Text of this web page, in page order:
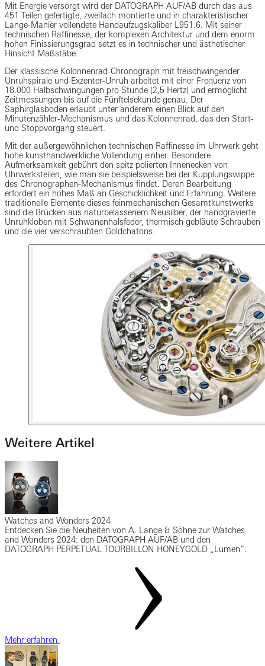
Mit Energie versorgt wird der DATOGRAPH AUF/AB durch das aus
451 Teilen gefertigte, zweifach montierte und in charakteristischer
Lange-Manier vollendete Handaufzugskaliber L951.6. Mit seiner
technischen Raffinesse, der komplexen Architektur und dem enorm
hohen Finissierungsgrad setzt es in technischer und ästhetischer
Hinsicht Maßstäbe.
Der klassische Kolonnenrad-Chronograph mit freischwingender
Unruhspirale und Exzenter-Unruh arbeitet mit einer Frequenz von
18.000 Halbschwingungen pro Stunde (2,5 Hertz) und ermöglicht
Zeitmessungen bis auf die Fünftelsekunde genau. Der
Saphirglasboden erlaubt unter anderem einen Blick auf den
Minutenzähler-Mechanismus und das Kolonnenrad, das den Start-
und Stoppvorgang steuert.
Mit der außergewöhnlichen technischen Raffinesse im Uhrwerk geht
hohe kunsthandwerkliche Vollendung einher. Besondere
Aufmerksamkeit gebührt den spitz polierten Innenecken von
Uhrwerksteilen, wie man sie beispielsweise bei der Kupplungswippe
des Chronographen-Mechanismus findet. Deren Bearbeitung
erfordert ein hohes Maß an Geschicklichkeit und Erfahrung. Weitere
traditionelle Elemente dieses feinmechanischen Gesamtkunstwerks
sind die Brücken aus naturbelassenem Neusilber, der handgravierte
Unruhkloben mit Schwanenhalsfeder, thermisch gebläute Schrauben
und die vier verschraubten Goldchatons.
Weitere Artikel
Watches and Wonders 2024
Entdecken Sie die Neuheiten von A. Lange & Söhne zur Watches
and Wonders 2024: den DATOGRAPH AUF/AB und den
DATOGRAPH PERPETUAL TOURBILLON HONEYGOLD „Lumen“.
Mehr erfahren